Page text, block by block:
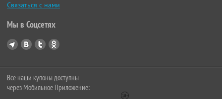
Связаться с нами
Мы в Соцсетях
Все наши купоны доступны
через Мобильное Приложение: